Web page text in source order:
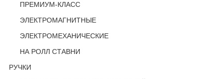
ПРЕМИУМ-КЛАСС
ЭЛЕКТРОМАГНИТНЫЕ
ЭЛЕКТРОМЕХАНИЧЕСКИЕ
НА РОЛЛ СТАВНИ
РУЧКИ